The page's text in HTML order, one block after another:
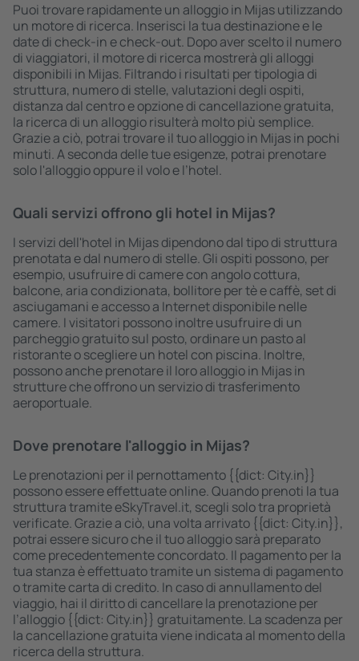
Puoi trovare rapidamente un alloggio in Mijas utilizzando
un motore di ricerca. Inserisci la tua destinazione e le
date di check-in e check-out. Dopo aver scelto il numero
di viaggiatori, il motore di ricerca mostrerà gli alloggi
disponibili in Mijas. Filtrando i risultati per tipologia di
struttura, numero di stelle, valutazioni degli ospiti,
distanza dal centro e opzione di cancellazione gratuita,
la ricerca di un alloggio risulterà molto più semplice.
Grazie a ciò, potrai trovare il tuo alloggio in Mijas in pochi
minuti. A seconda delle tue esigenze, potrai prenotare
solo l'alloggio oppure il volo e l’hotel.
Quali servizi offrono gli hotel in Mijas?
I servizi dell'hotel in Mijas dipendono dal tipo di struttura
prenotata e dal numero di stelle. Gli ospiti possono, per
esempio, usufruire di camere con angolo cottura,
balcone, aria condizionata, bollitore per tè e caffè, set di
asciugamani e accesso a Internet disponibile nelle
camere. I visitatori possono inoltre usufruire di un
parcheggio gratuito sul posto, ordinare un pasto al
ristorante o scegliere un hotel con piscina. Inoltre,
possono anche prenotare il loro alloggio in Mijas in
strutture che offrono un servizio di trasferimento
aeroportuale.
Dove prenotare l'alloggio in Mijas?
Le prenotazioni per il pernottamento {{dict: City.in}}
possono essere effettuate online. Quando prenoti la tua
struttura tramite eSkyTravel.it, scegli solo tra proprietà
verificate. Grazie a ciò, una volta arrivato {{dict: City.in}},
potrai essere sicuro che il tuo alloggio sarà preparato
come precedentemente concordato. Il pagamento per la
tua stanza è effettuato tramite un sistema di pagamento
o tramite carta di credito. In caso di annullamento del
viaggio, hai il diritto di cancellare la prenotazione per
l’alloggio {{dict: City.in}} gratuitamente. La scadenza per
la cancellazione gratuita viene indicata al momento della
ricerca della struttura.